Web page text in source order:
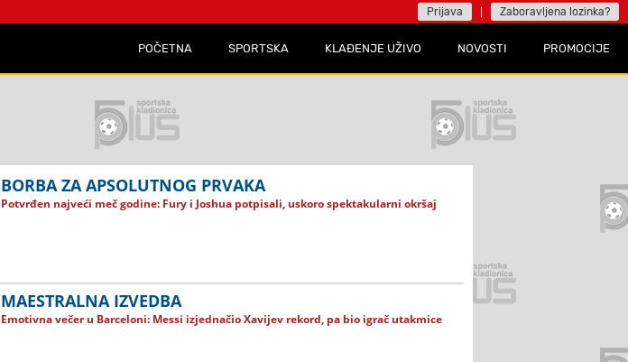
Prijava Zaboravljena lozinka?
POČETNA SPORTSKA KLAĐENJE UŽIVO NOVOSTI PROMOCIJE
BORBA ZA APSOLUTNOG PRVAKA
Potvrđen najveći meč godine: Fury i Joshua potpisali, uskoro spektakularni okršaj
MAESTRALNA IZVEDBA
Emotivna večer u Barceloni: Messi izjednačio Xavijev rekord, pa bio igrač utakmice